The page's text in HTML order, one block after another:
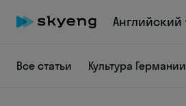
Английский
Все статьи Культура Германии